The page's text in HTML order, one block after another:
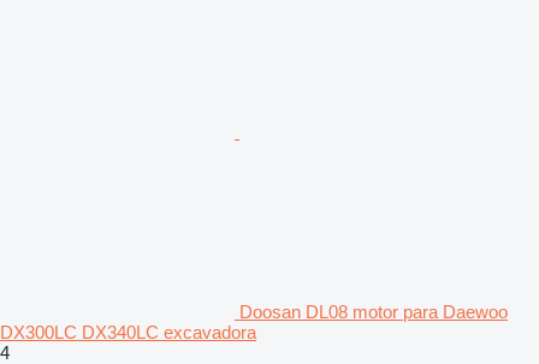
Doosan DL08 motor para Daewoo
DX300LC DX340LC excavadora
4